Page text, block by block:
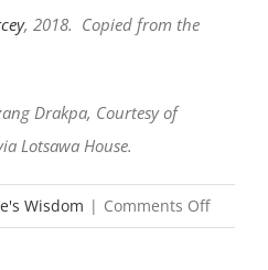
, 2018. Copied from the
Drakpa, Courtesy of
Lotsawa House.
Wisdom | Comments Offon